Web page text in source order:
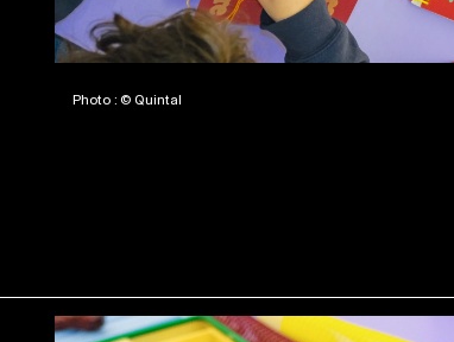
Photo : © Quintal